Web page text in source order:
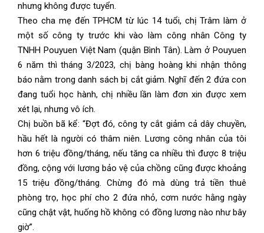
nhưng không được tuyển.
Theo cha mẹ đến TPHCM từ lúc 14 tuổi, chị Trâm làm ở
một số công ty trước khi vào làm công nhân Công ty
TNHH Pouyuen Việt Nam (quận Bình Tân). Làm ở Pouyuen
6 năm thì tháng 3/2023, chị bàng hoàng khi nhận thông
báo nằm trong danh sách bị cắt giảm. Nghĩ đến 2 đứa con
đang tuổi học hành, chị nhiều lần làm đơn xin được xem
xét lại, nhưng vô ích.
Chị buồn bã kể: “Đợt đó, công ty cắt giảm cả dây chuyền,
hầu hết là người có thâm niên. Lương công nhân của tôi
hơn 6 triệu đồng/tháng, nếu tăng ca nhiều thì được 8 triệu
đồng, cộng với lương bảo vệ của chồng cũng được khoảng
15 triệu đồng/tháng. Chừng đó mà dùng trả tiền thuê
phòng trọ, học phí cho 2 đứa nhỏ, cơm nước hằng ngày
cũng chật vật, huống hồ không có đồng lương nào như bây
giờ”.